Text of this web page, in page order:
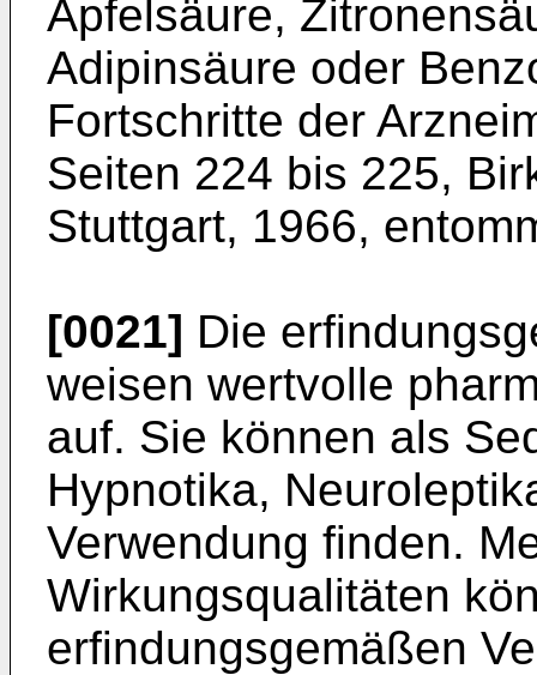
Äpfelsäure,
Adipinsäure oder
Fortschritte der
Seiten 224 bis 225,
Stuttgart, 1966,
[0021] Die
weisen wertvolle
auf. Sie können als
Hypnotika,
Verwendung finden.
Wirkungsqualitäten
erfindungsgemäßen